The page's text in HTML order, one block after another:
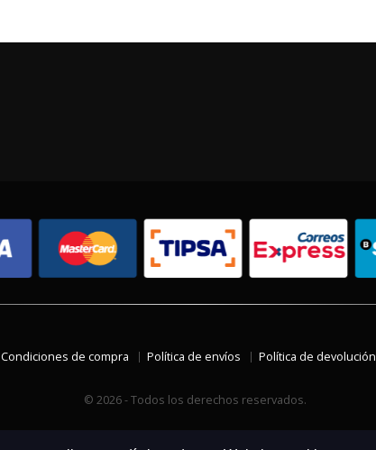
Condiciones de compra Política de envíos Política de devolución
© 2026 - Todos los derechos reservados.